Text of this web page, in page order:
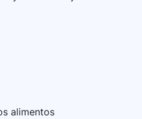
alimentos